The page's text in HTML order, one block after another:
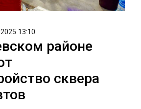
13:10
районе
сквера